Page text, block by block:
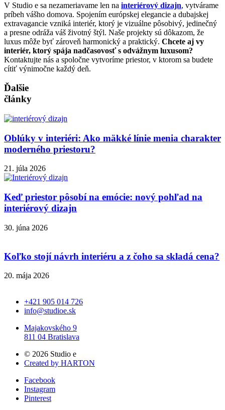
V Studio e sa nezameriavame len na interiérový dizajn, vytvárame
príbeh vášho domova. Spojením európskej elegancie a dubajskej
extravagancie vzniká interiér, ktorý je vizuálne pôsobivý, jedinečný
a presne odráža váš životný štýl. Naše projekty sú dôkazom, že
luxus môže byť zároveň harmonický a praktický. Chcete aj vy
interiér, ktorý spája nadčasovosť s odvážnym luxusom?
Kontaktujte nás a spoločne vytvoríme priestor, v ktorom sa budete
cítiť výnimočne každý deň.
Ďalšie
články
Oblúky v interiéri: Ako mäkké línie menia charakter
moderného priestoru?
21. júla 2026
Keď priestor pôsobí na emócie: nový pohľad na
interiérový dizajn
30. júna 2026
Koľko stojí návrh interiéru a z čoho sa skladá cena?
20. mája 2026
+421 905 014 726
info@studioe.sk
Majakovského 9
811 04 Bratislava
© 2026 Studio e
Created by HARTON
Facebook
Instagram
Pinterest